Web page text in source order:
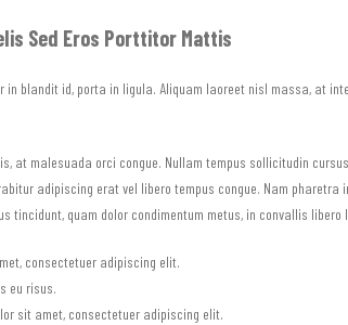
Sed Eros Porttitor Mattis
in blandit id, porta in ligula. Aliquam laoreet nisl massa, at
at malesuada orci congue. Nullam tempus sollicitudin
adipiscing erat vel libero tempus congue. Nam
tincidunt, quam dolor condimentum metus, in convallis libero
consectetuer adipiscing elit.
eu risus.
sit amet, consectetuer adipiscing elit.